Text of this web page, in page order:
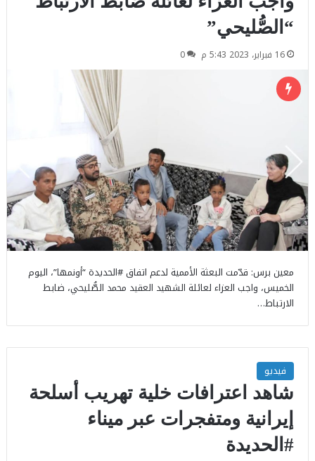
“الصُّليحي”
16 فبراير، 2023 5:43 م 0
معين برس: قدّمت البعثة الأممية لدعم اتفاق #الحديدة “أونمها”، اليوم
الخميس، واجب العزاء لعائلة الشهيد العقيد محمد الصُّليحي، ضابط
الارتباط…
فيديو
شاهد اعترافات خلية تهريب أسلحة
إيرانية ومتفجرات عبر ميناء
#الحديدة